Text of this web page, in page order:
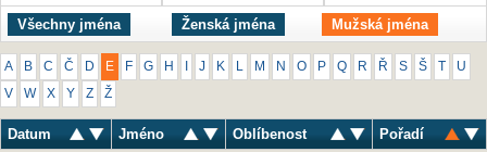
Všechny jména Ženská jména Mužská jména
A B C Č D E F G H J K M N O P Q R Ř S Š U
V W X Y Z Ž
Datum Jméno Oblíbenost Pořadí